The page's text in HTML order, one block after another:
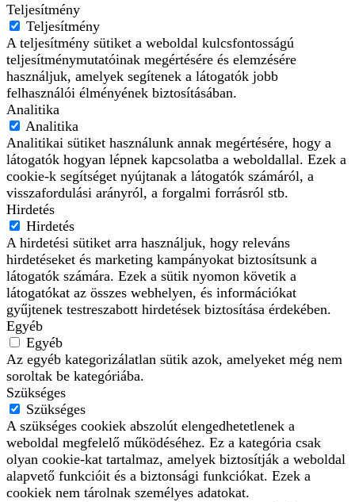
Teljesítmény
Teljesítmény
A teljesítmény sütiket a weboldal kulcsfontosságú
teljesítménymutatóinak megértésére és elemzésére
használjuk, amelyek segítenek a látogatók jobb
felhasználói élményének biztosításában.
Analitika
Analitika
Analitikai sütiket használunk annak megértésére, hogy a
látogatók hogyan lépnek kapcsolatba a weboldallal. Ezek a
cookie-k segítséget nyújtanak a látogatók számáról, a
visszafordulási arányról, a forgalmi forrásról stb.
Hirdetés
Hirdetés
A hirdetési sütiket arra használjuk, hogy releváns
hirdetéseket és marketing kampányokat biztosítsunk a
látogatók számára. Ezek a sütik nyomon követik a
látogatókat az összes webhelyen, és információkat
gyűjtenek testreszabott hirdetések biztosítása érdekében.
Egyéb
Egyéb
Az egyéb kategorizálatlan sütik azok, amelyeket még nem
soroltak be kategóriába.
Szükséges
Szükséges
A szükséges cookiek abszolút elengedhetetlenek a
weboldal megfelelő működéséhez. Ez a kategória csak
olyan cookie-kat tartalmaz, amelyek biztosítják a weboldal
alapvető funkcióit és a biztonsági funkciókat. Ezek a
cookiek nem tárolnak személyes adatokat.